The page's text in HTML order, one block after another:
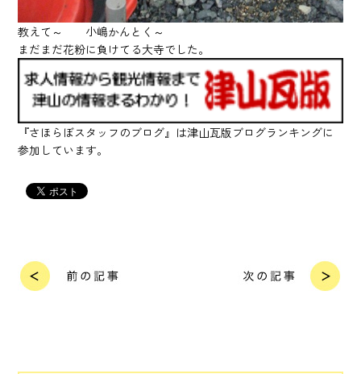
教えて～ 小嶋かんとく～
まだまだ花粉に負けてる大寺でした。
『さほらぼスタッフのブログ』は津山瓦版ブログランキングに
参加しています。